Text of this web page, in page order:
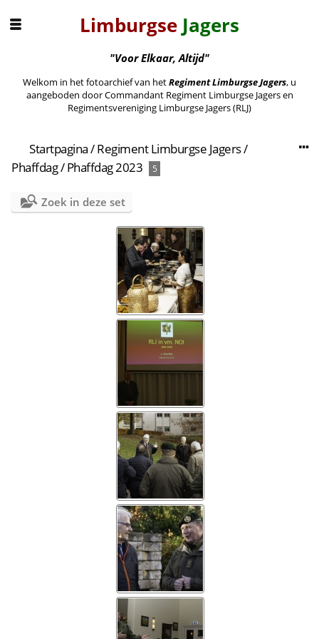
Limburgse Jagers
"Voor Elkaar, Altijd"
Welkom in het fotoarchief van hetRegiment Limburgse Jagers, u
aangeboden door Commandant Regiment Limburgse Jagers en
Regimentsvereniging Limburgse Jagers (RLJ)
Startpagina/Regiment Limburgse Jagers/
Phaffdag/Phaffdag 2023 5
Zoek in deze set